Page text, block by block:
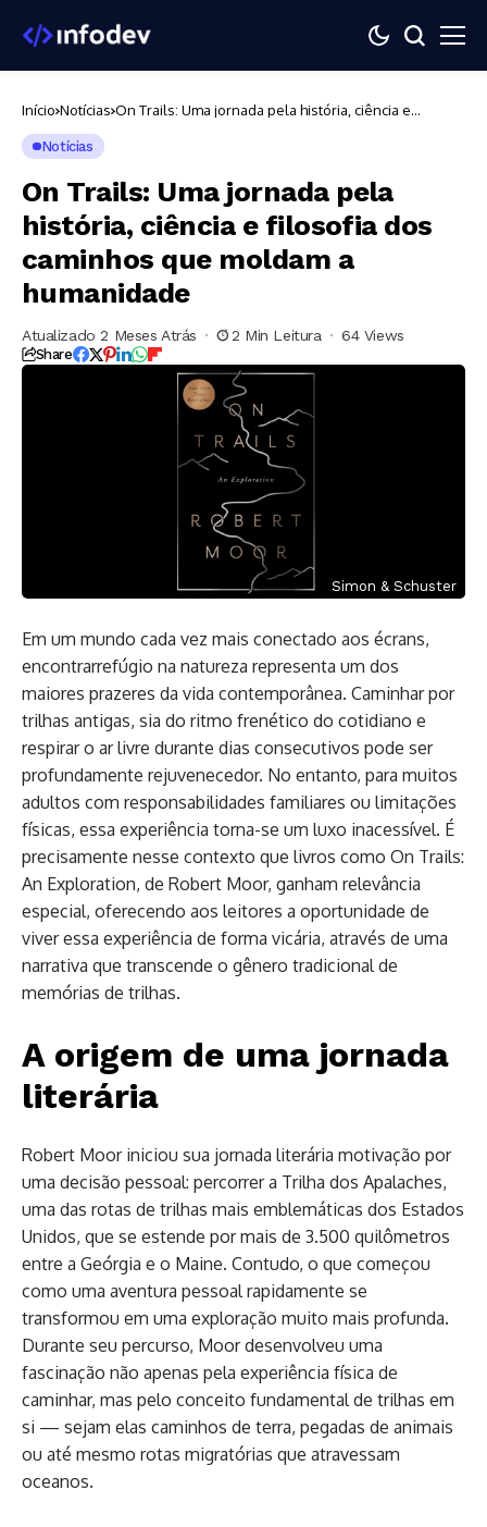
Início Notícias On Trails: Uma jornada pela história, ciência e
Notícias
On Trails: Uma jornada pela
história, ciência e filosofia dos
caminhos que moldam a
humanidade
Atualizado 2 Meses Atrás 2 Min Leitura 64 Views
Share
Simon & Schuster
Em um mundo cada vez mais conectado aos écrans,
encontrarrefúgio na natureza representa um dos
maiores prazeres da vida contemporânea. Caminhar por
trilhas antigas, sia do ritmo frenético do cotidiano e
respirar o ar livre durante dias consecutivos pode ser
profundamente rejuvenecedor. No entanto, para muitos
adultos com responsabilidades familiares ou limitações
físicas, essa experiência torna-se um luxo inacessível. É
precisamente nesse contexto que livros como On Trails:
An Exploration, de Robert Moor, ganham relevância
especial, oferecendo aos leitores a oportunidade de
viver essa experiência de forma vicária, através de uma
narrativa que transcende o gênero tradicional de
memórias de trilhas.
A origem de uma jornada
literária
Robert Moor iniciou sua jornada literária motivação por
uma decisão pessoal: percorrer a Trilha dos Apalaches,
uma das rotas de trilhas mais emblemáticas dos Estados
Unidos, que se estende por mais de 3.500 quilômetros
entre a Geórgia e o Maine. Contudo, o que começou
como uma aventura pessoal rapidamente se
transformou em uma exploração muito mais profunda.
Durante seu percurso, Moor desenvolveu uma
fascinação não apenas pela experiência física de
caminhar, mas pelo conceito fundamental de trilhas em
si — sejam elas caminhos de terra, pegadas de animais
ou até mesmo rotas migratórias que atravessam
oceanos.